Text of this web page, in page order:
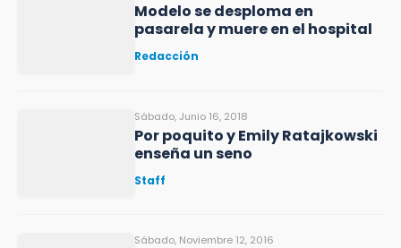
Modelo se desploma en
pasarela y muere en el hospital
Redacción
Sábado, Junio 16, 2018
Por poquito y Emily Ratajkowski
enseña un seno
Staff
Sábado, Noviembre 12, 2016